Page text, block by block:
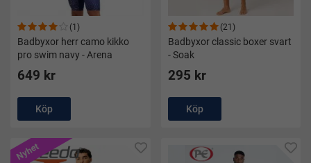
(1)
Badbyxor herr camo kikko
pro swim navy - Arena
649 kr
Köp
(21)
Badbyxor classic boxer svart
- Soak
295 kr
Köp
Nyhet